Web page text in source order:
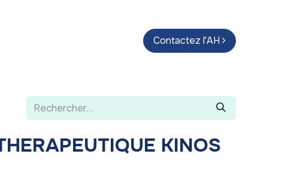
Parcours d'artistes Guide
Contactez l'AH
KINOS